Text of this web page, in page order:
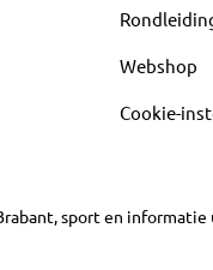
Webshop
Cookie-
sport en